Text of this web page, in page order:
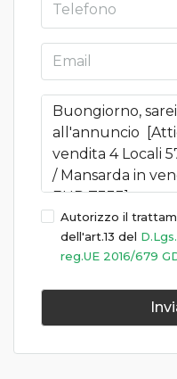
Autorizzo il
dell'art.13 del
reg.UE 2016/679